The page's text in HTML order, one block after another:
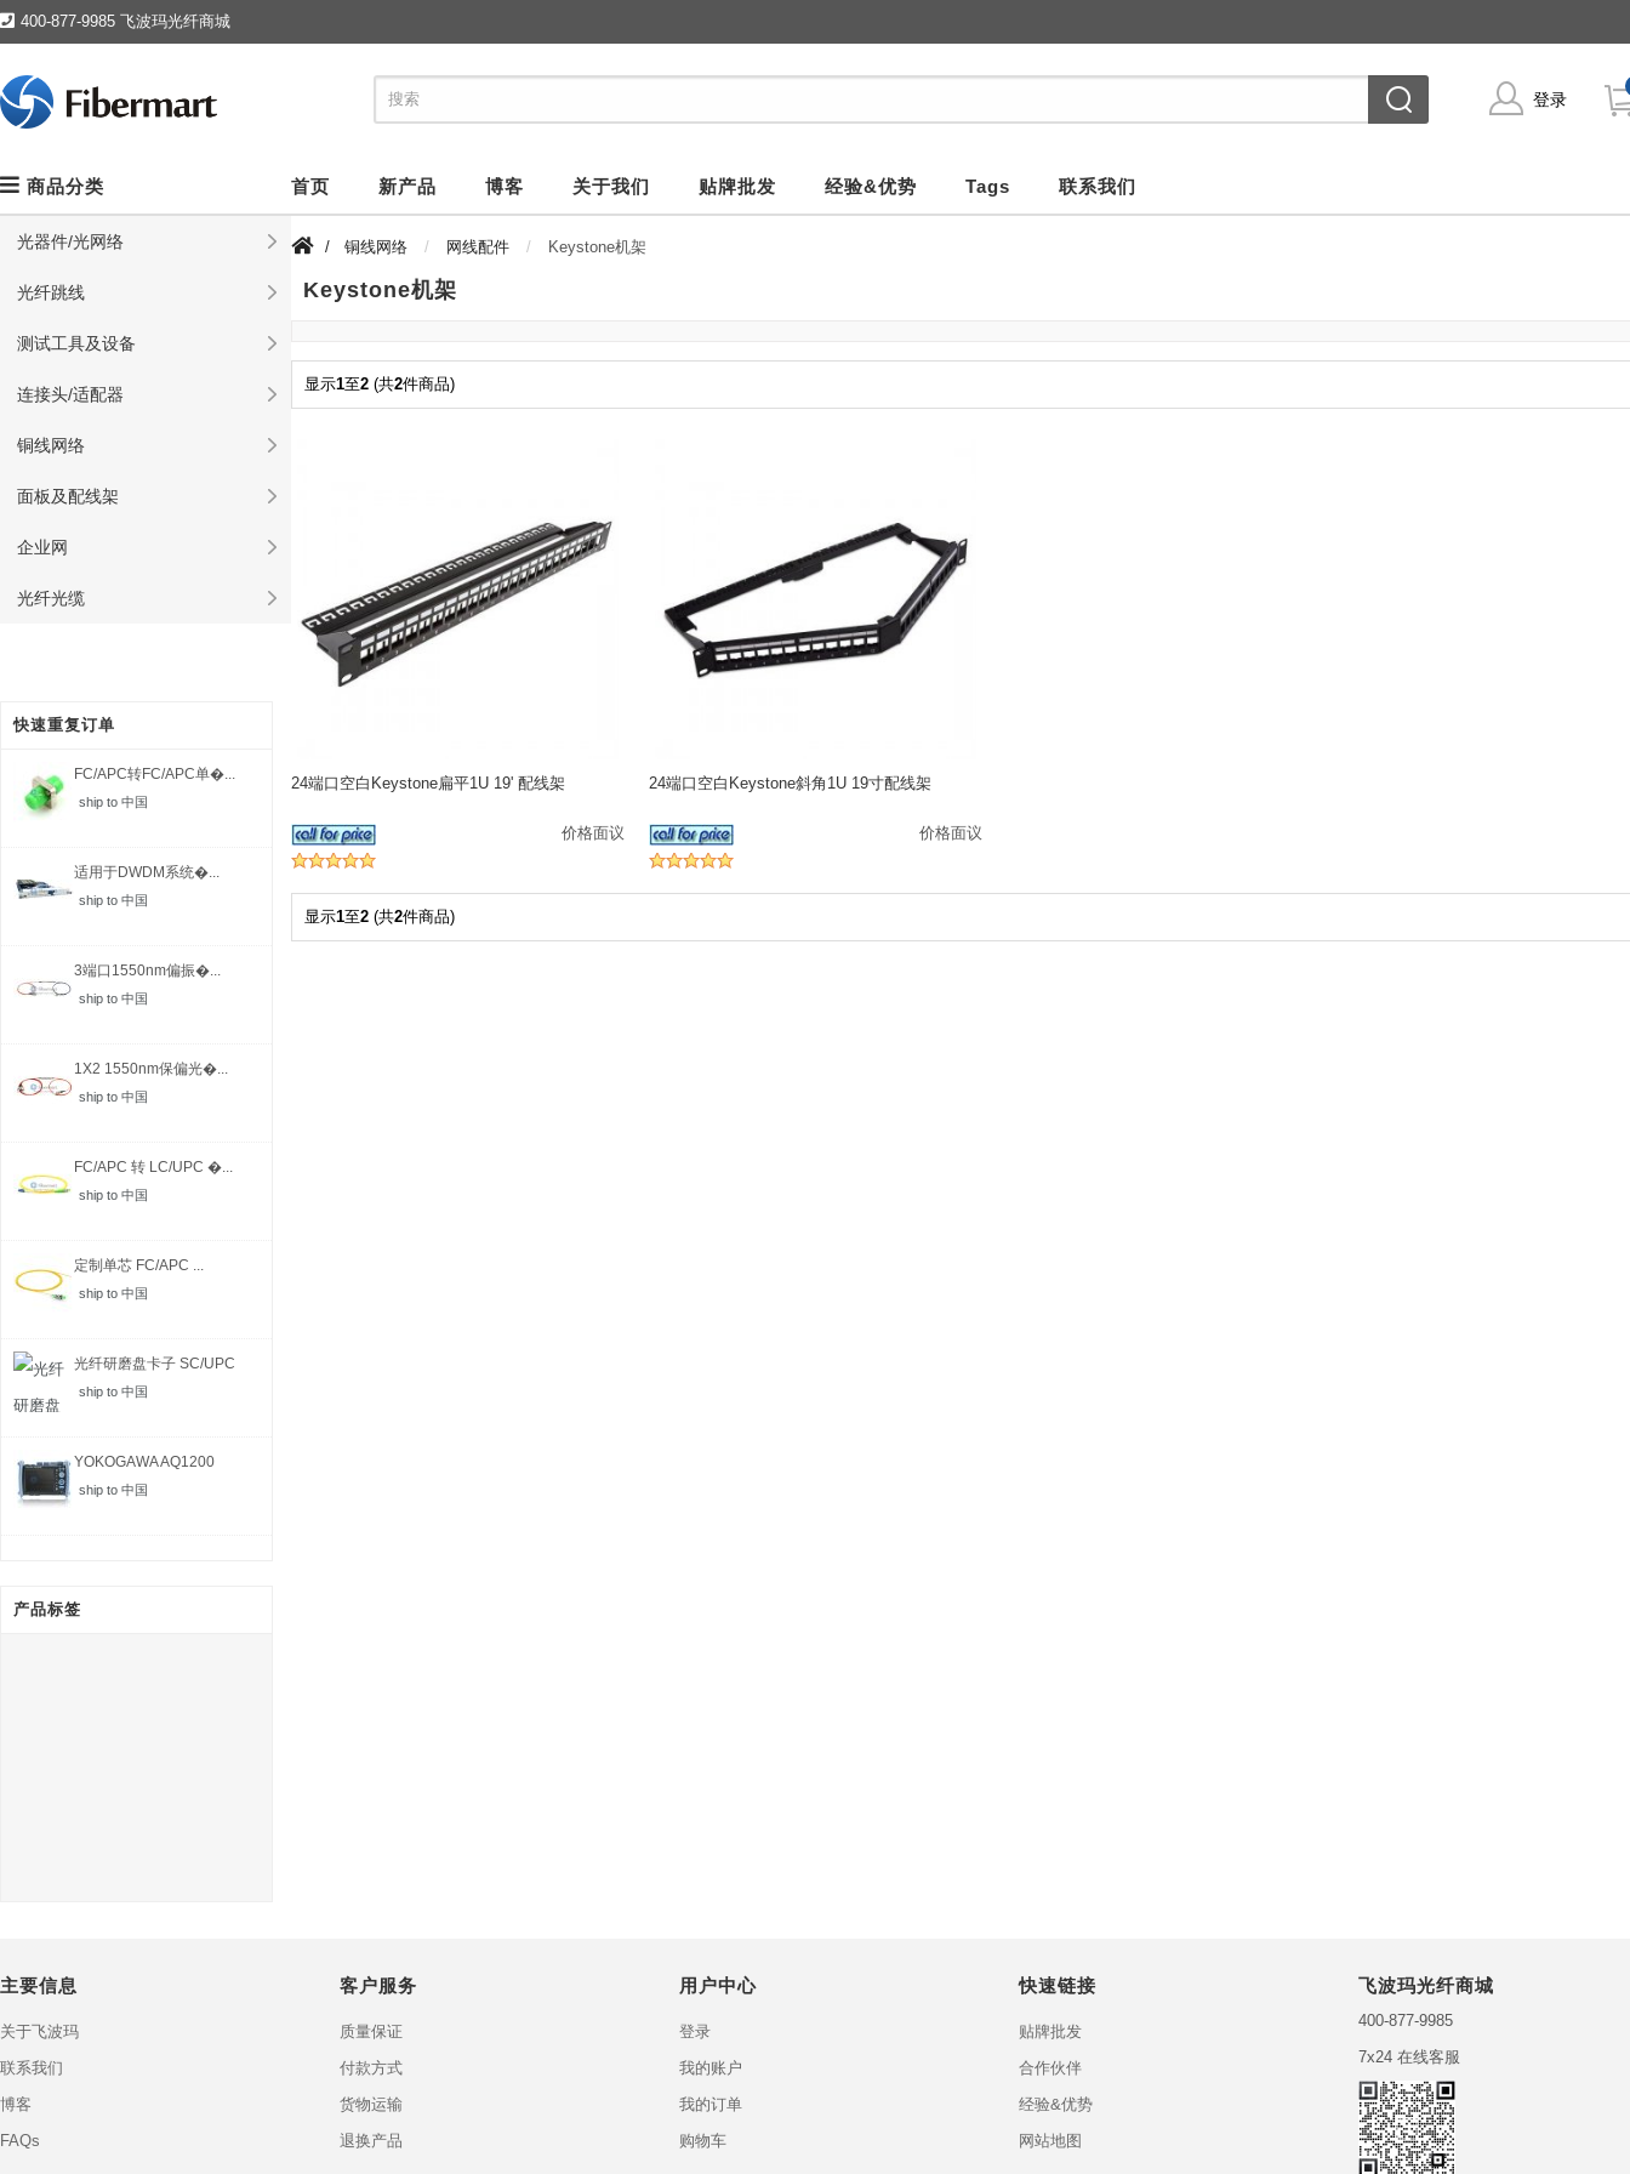
400-877-9985 飞波玛光纤商城
登录
商品分类
光器件/光网络
光纤跳线
测试工具及设备
连接头/适配器
铜线网络
面板及配线架
企业网
光纤光缆
首页 新产品 博客 关于我们 贴牌批发 经验&优势 Tags 联系我们
快速重复订单
FC/APC转FC/APC单�...
ship to 中国
适用于DWDM系统�...
ship to 中国
3端口1550nm偏振�...
ship to 中国
1X2 1550nm保偏光�...
ship to 中国
FC/APC 转 LC/UPC �...
ship to 中国
定制单芯 FC/APC ...
ship to 中国
光纤研磨盘卡子 SC/UPC
ship to 中国
YOKOGAWA AQ1200
MFT-...
ship to 中国
产品标签
/ 铜线网络 网线配件 Keystone机架
Keystone机架
显示1至2 (共2件商品)
24端口空白Keystone扁平1U 19' 配线架
价格面议
24端口空白Keystone斜角1U 19寸配线架
价格面议
显示1至2 (共2件商品)
主要信息
关于飞波玛
联系我们
博客
FAQs
客户服务
质量保证
付款方式
货物运输
退换产品
用户中心
登录
我的账户
我的订单
购物车
快速链接
贴牌批发
合作伙伴
经验&优势
网站地图
飞波玛光纤商城
400-877-9985
7x24 在线客服